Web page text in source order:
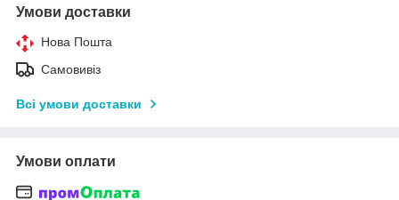
Умови доставки
Нова Пошта
Самовивіз
Всі умови доставки
Умови оплати